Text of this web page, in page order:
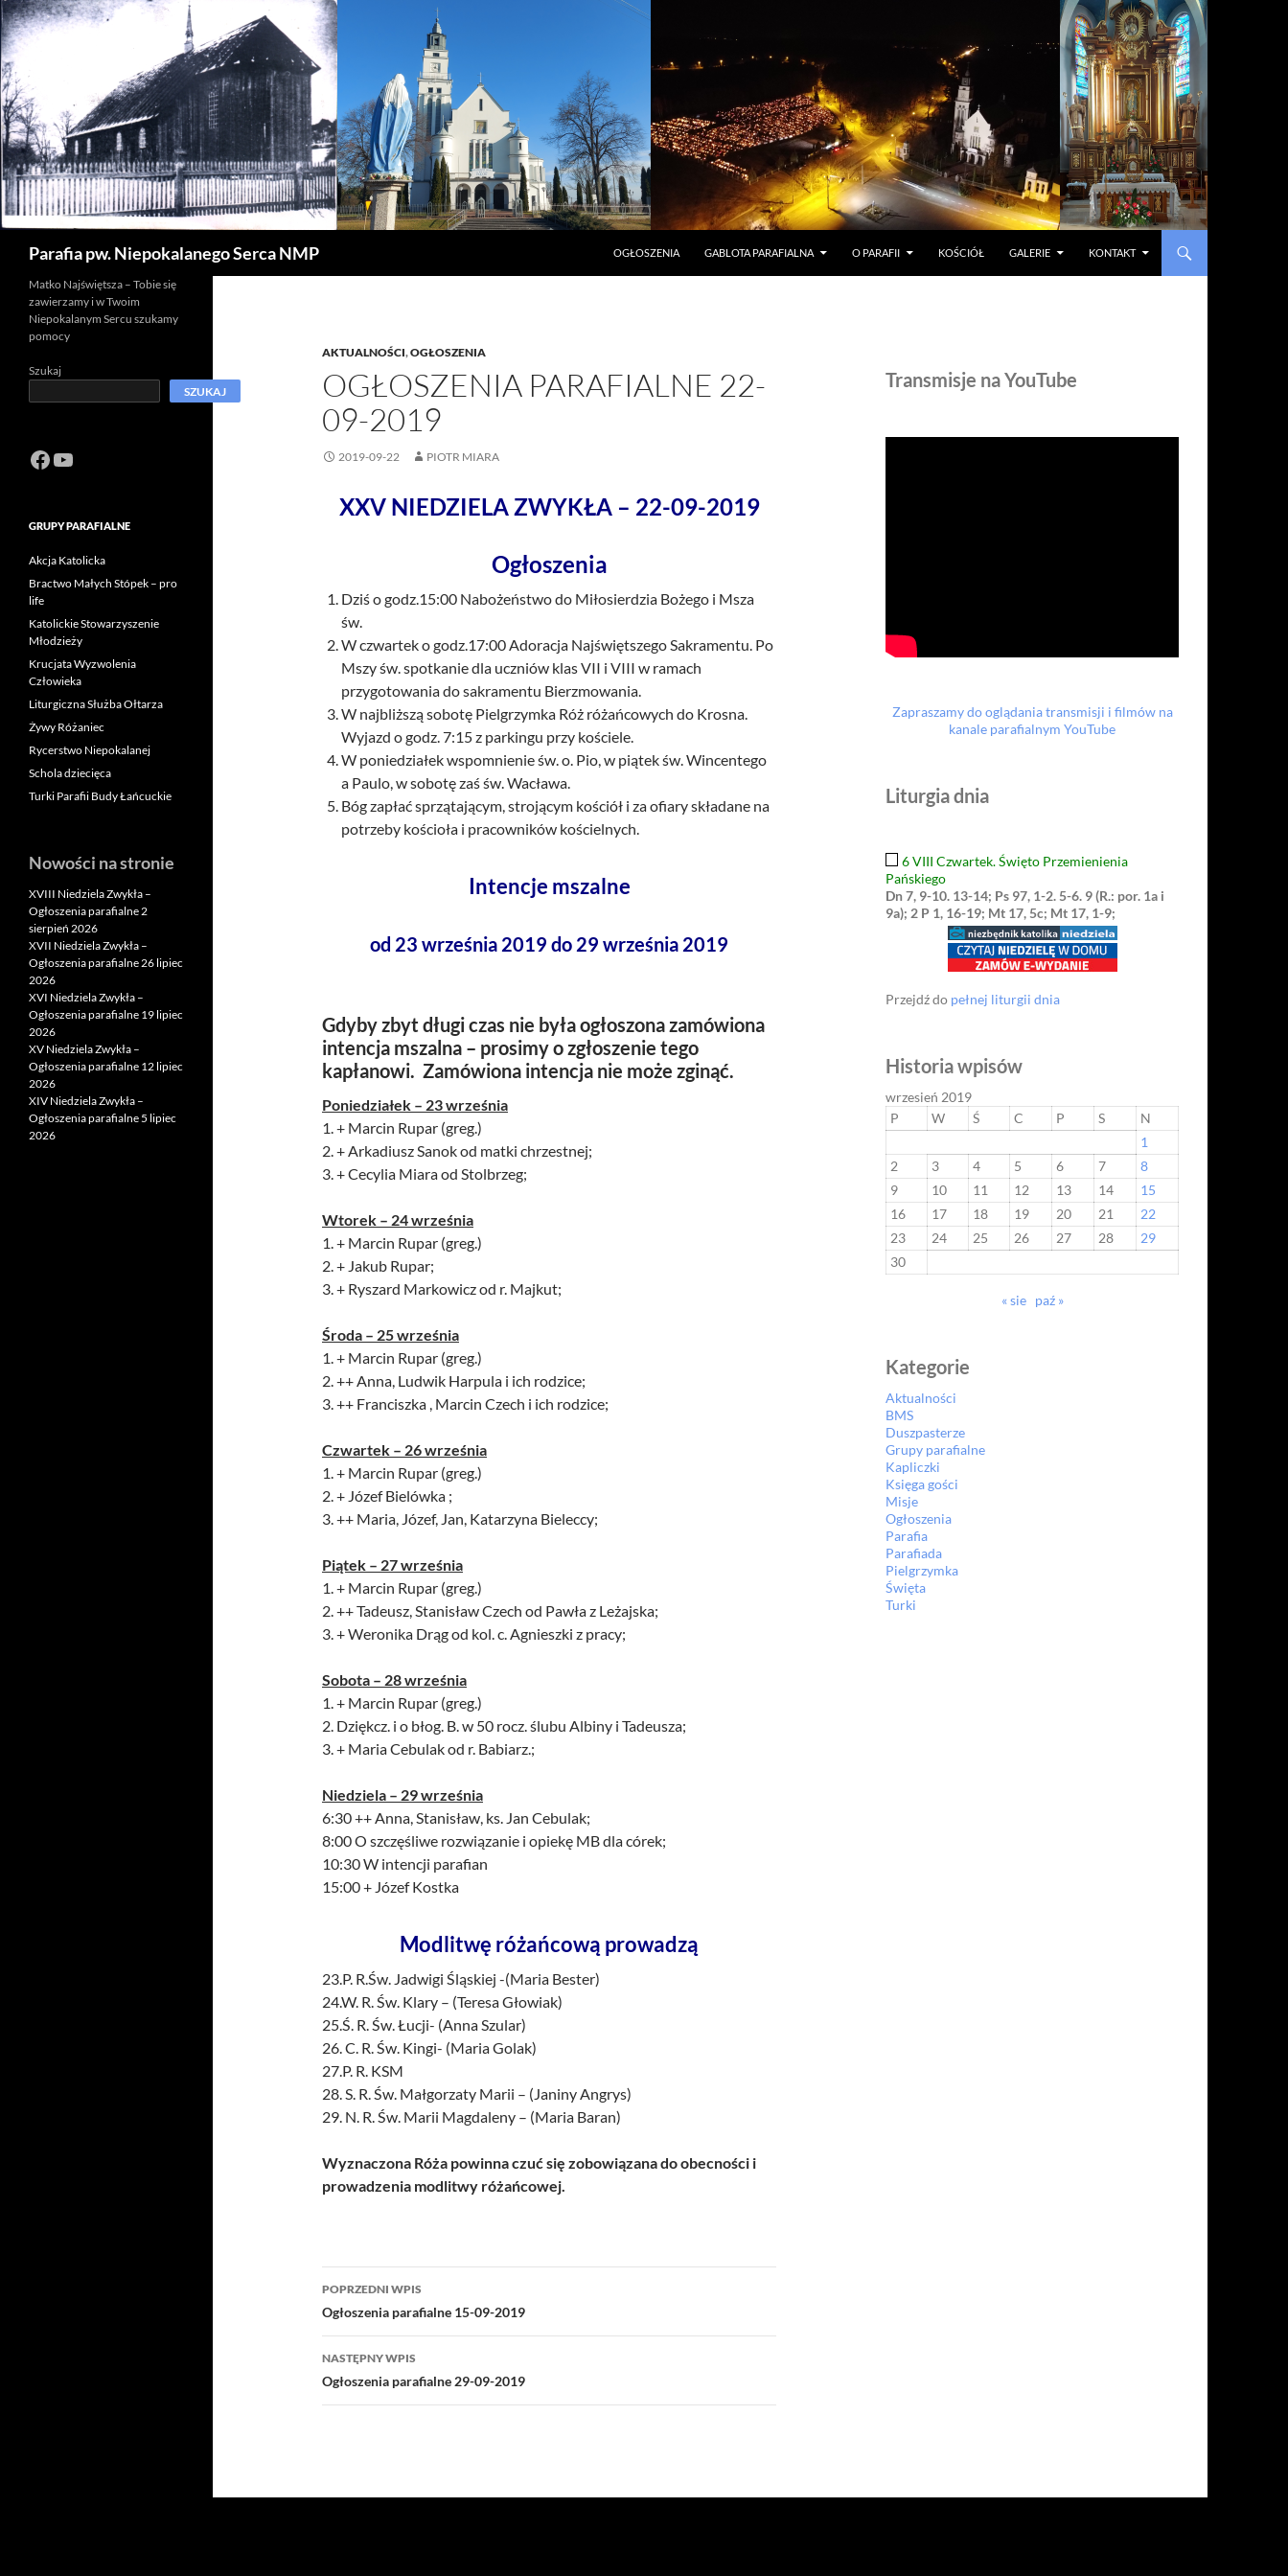
Parafia pw. Niepokalanego Serca NMP
OGŁOSZENIA
GABLOTA PARAFIALNA O PARAFII KOŚCIÓŁ GALERIE KONTAKT
AKTUALNOŚCI,OGŁOSZENIA
OGŁOSZENIA PARAFIALNE 22-
09-2019
2019-09-22 PIOTR MIARA
XXV NIEDZIELA ZWYKŁA – 22-09-2019
Ogłoszenia
Dziś o godz.15:00 Nabożeństwo do Miłosierdzia Bożego i Msza
św.
W czwartek o godz.17:00 Adoracja Najświętszego Sakramentu. Po
Mszy św. spotkanie dla uczniów klas VII i VIII w ramach
przygotowania do sakramentu Bierzmowania.
W najbliższą sobotę Pielgrzymka Róż różańcowych do Krosna.
Wyjazd o godz. 7:15 z parkingu przy kościele.
W poniedziałek wspomnienie św. o. Pio, w piątek św. Wincentego
a Paulo, w sobotę zaś św. Wacława.
Bóg zapłać sprzątającym, strojącym kościół i za ofiary składane na
potrzeby kościoła i pracowników kościelnych.
Intencje mszalne
od 23 września 2019 do 29 września 2019
Gdyby zbyt długi czas nie była ogłoszona zamówiona
intencja mszalna – prosimy o zgłoszenie tego
kapłanowi. Zamówiona intencja nie może zginąć.
Poniedziałek – 23 września
1. + Marcin Rupar (greg.)
2. + Arkadiusz Sanok od matki chrzestnej;
3. + Cecylia Miara od Stolbrzeg;
Wtorek – 24września
1. + Marcin Rupar (greg.)
2. + Jakub Rupar;
3. + Ryszard Markowicz od r. Majkut;
Środa – 25września
1. + Marcin Rupar (greg.)
2. ++ Anna, Ludwik Harpula i ich rodzice;
3. ++ Franciszka , Marcin Czech i ich rodzice;
Czwartek – 26września
1. + Marcin Rupar (greg.)
2. + Józef Bielówka ;
3. ++ Maria, Józef, Jan, Katarzyna Bieleccy;
Piątek – 27września
1. + Marcin Rupar (greg.)
2. ++ Tadeusz, Stanisław Czech od Pawła z Leżajska;
3. + Weronika Drąg od kol. c. Agnieszki z pracy;
Sobota – 28 września
1. + Marcin Rupar (greg.)
2. Dziękcz. i o błog. B. w 50 rocz. ślubu Albiny i Tadeusza;
3. + Maria Cebulak od r. Babiarz.;
Niedziela – 29września
6:30 ++ Anna, Stanisław, ks. Jan Cebulak;
8:00 O szczęśliwe rozwiązanie i opiekę MB dla córek;
10:30 W intencji parafian
15:00 + Józef Kostka
Modlitwę różańcową prowadzą
23.P. R.Św. Jadwigi Śląskiej -(Maria Bester)
24.W. R. Św. Klary – (Teresa Głowiak)
25.Ś. R. Św. Łucji- (Anna Szular)
26. C. R. Św. Kingi- (Maria Golak)
27.P. R. KSM
28. S. R. Św. Małgorzaty Marii – (Janiny Angrys)
29. N. R. Św. Marii Magdaleny – (Maria Baran)
Wyznaczona Róża powinna czuć się zobowiązana do obecności i
prowadzenia modlitwy różańcowej.
Nawigacja
wpisu
POPRZEDNI WPIS
Ogłoszenia parafialne 15-09-2019
NASTĘPNY WPIS
Ogłoszenia parafialne 29-09-2019
Transmisje na YouTube
Zapraszamy do oglądania transmisji i filmów na
kanale parafialnym YouTube
Liturgia dnia
6 VIII Czwartek. Święto Przemienienia
Pańskiego
Dn 7, 9-10. 13-14; Ps 97, 1-2. 5-6. 9 (R.: por. 1a i
9a); 2 P 1, 16-19; Mt 17, 5c; Mt 17, 1-9;
Przejdź do pełnej liturgii dnia
Historia wpisów
wrzesień 2019
P
W Ś C P S
N
1
2
3 4 5 6 7
8
9
10 11 12 13 14
15
16
17 18 19 20 21
22
23
24 25 26 27 28
29
30
« sie paź »
Kategorie
Aktualności
BMS
Duszpasterze
Grupy parafialne
Kapliczki
Księga gości
Misje
Ogłoszenia
Parafia
Parafiada
Pielgrzymka
Święta
Turki
Matko Najświętsza – Tobie się
zawierzamy i w Twoim
Niepokalanym Sercu szukamy
pomocy
Szukaj
SZUKAJ
Facebook
https://www.youtube.com/channel/UCeN8ciSo_a79igwmwNXx2qw
GRUPY PARAFIALNE
Akcja Katolicka
Bractwo Małych Stópek – pro
life
Katolickie Stowarzyszenie
Młodzieży
Krucjata Wyzwolenia
Człowieka
Liturgiczna Służba Ołtarza
Żywy Różaniec
Rycerstwo Niepokalanej
Schola dziecięca
Turki Parafii Budy Łańcuckie
Nowości na stronie
XVIII Niedziela Zwykła –
Ogłoszenia parafialne 2
sierpień 2026
XVII Niedziela Zwykła –
Ogłoszenia parafialne 26 lipiec
2026
XVI Niedziela Zwykła –
Ogłoszenia parafialne 19 lipiec
2026
XV Niedziela Zwykła –
Ogłoszenia parafialne 12 lipiec
2026
XIV Niedziela Zwykła –
Ogłoszenia parafialne 5 lipiec
2026